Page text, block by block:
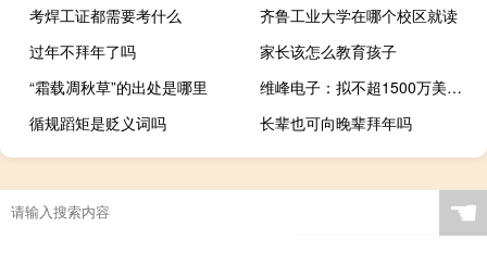
考焊工证都需要考什么
齐鲁工业大学在哪个校区就读
过年不拜年了吗
家长该怎么教育孩子
“霜载凋秋草”的出处是哪里
维峰电子：拟不超1500万美元在泰国投建生产基地
循规蹈矩是贬义词吗
长辈也可向晚辈拜年吗
☚